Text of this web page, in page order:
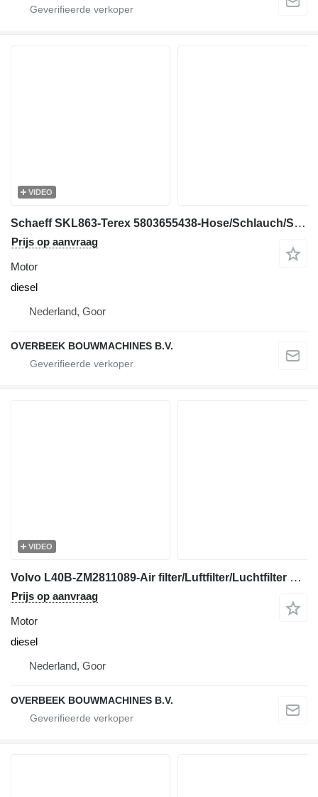
VIDEO
Schaeff SKL863-Terex 5803655438-Hose/Schlauch/Slang motor
Prijs op aanvraag
Motor
diesel
Nederland, Goor
OVERBEEK BOUWMACHINES B.V.
VIDEO
Volvo L40B-ZM2811089-Air filter/Luftfilter/Luchtfilter motor
Prijs op aanvraag
Motor
diesel
Nederland, Goor
OVERBEEK BOUWMACHINES B.V.